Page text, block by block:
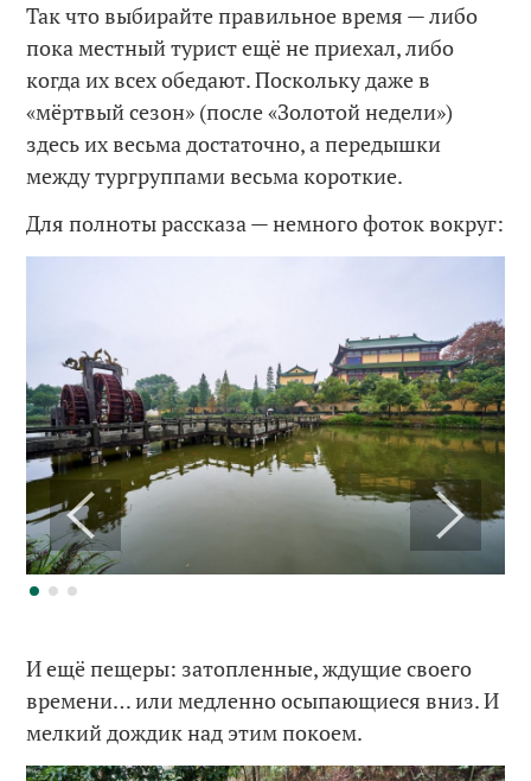
Так что выбирайте правильное время — либо
пока местный турист ещё не приехал, либо
когда их всех обедают. Поскольку даже в
«мёртвый сезон» (после «Золотой недели»)
здесь их весьма достаточно, а передышки
между тургруппами весьма короткие.
Для полноты рассказа — немного фоток вокруг:
И ещё пещеры: затопленные, ждущие своего
времени… или медленно осыпающиеся вниз. И
мелкий дождик над этим покоем.